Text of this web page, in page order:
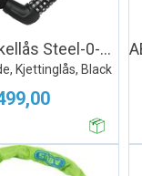
ABUS Sykkellås Steel-0-Chain 5805
Kjettinglås, Black